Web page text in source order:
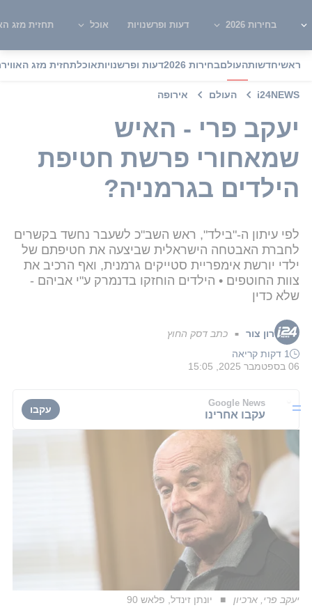
בחירות 2026 דעות ופרשנויות אוכל תחזית מזג
ראשיחדשותהעולםבחירות 2026 דעות ופרשנויותאוכלתחזית מזג האוויר
i24NEWS העולם אירופה
יעקב פרי - האיש
שמאחורי פרשת חטיפת
הילדים בגרמניה?
לפי עיתון ה-"בילד", ראש השב"כ לשעבר נחשד בקשרים
לחברת האבטחה הישראלית שביצעה את חטיפתם של
ילדי יורשת אימפריית סטייקים גרמנית, ואף הרכיב את
צוות החוטפים • הילדים הוחזקו בדנמרק ע"י אביהם -
שלא כדין
רון צור ■ כתב דסק החוץ
1 דקות קריאה
06 בספטמבר 2025, 15:05
Google News
עקבו אחרינו עקבו
יעקב פרי, ארכיון יונתן זינדל, פלאש 90